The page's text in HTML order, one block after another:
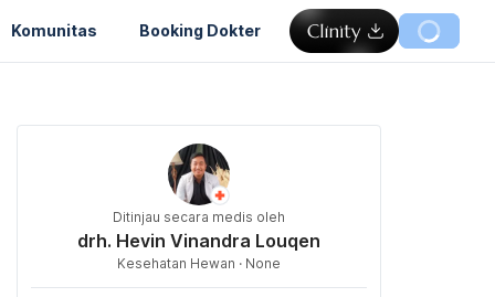
Komunitas Booking Dokter
Ditinjau secara medis oleh
drh. Hevin Vinandra Louqen
Kesehatan Hewan · None